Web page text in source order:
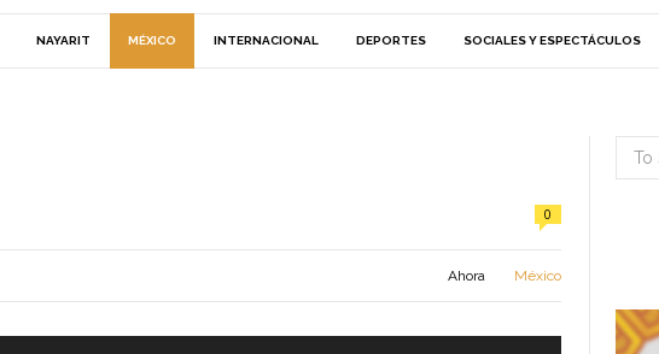
NAYARIT MÉXICO INTERNACIONAL DEPORTES SOCIALES Y ESPECTÁCULOS
0
Ahora México
Search
for: